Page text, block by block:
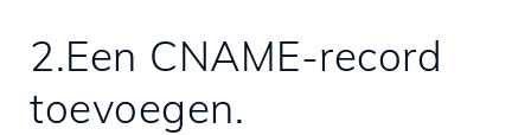
2.Een CNAME-record
toevoegen.